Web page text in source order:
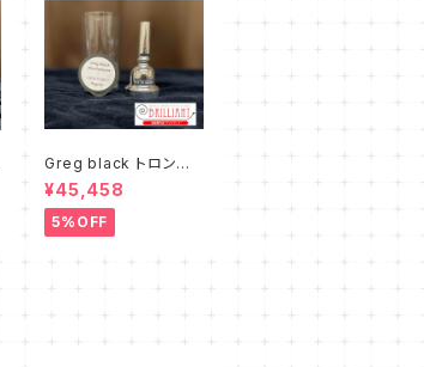
Greg black トロンボ
ーン マウスピース NE
W YORK 5
¥45,458
5%OFF